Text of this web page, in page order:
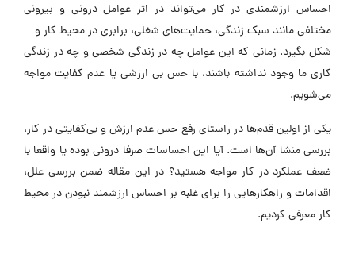
احساس ارزشمندی در کار می‌تواند در اثر عوامل درونی و بیرونی
مختلفی مانند سبک زندگی، حمایت‌های شغلی، برابری در محیط کار و…
شکل بگیرد. زمانی که این عوامل چه در زندگی شخصی و چه در زندگی
کاری ما وجود نداشته باشند، با حس بی ارزشی یا عدم کفایت مواجه
می‌شویم.
یکی از اولین قدم‌ها در راستای رفع حس عدم ارزش و بی‌کفایتی در کار،
بررسی منشا آن‌ها است. آیا این احساسات صرفا درونی بوده یا واقعا با
ضعف عملکرد در کار مواجه هستید؟ در این مقاله ضمن بررسی علل،
اقدامات و راهکارهایی را برای غلبه بر احساس ارزشمند نبودن در محیط
کار معرفی کردیم.